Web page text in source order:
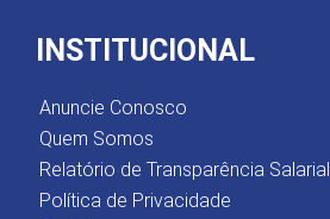
INSTITUCIONAL
Anuncie Conosco
Quem Somos
Relatório de Transparência Salarial
Política de Privacidade